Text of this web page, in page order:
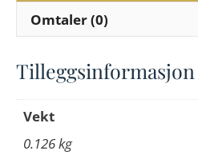
Omtaler (0)
Tilleggsinformasjon
Vekt
0.126 kg